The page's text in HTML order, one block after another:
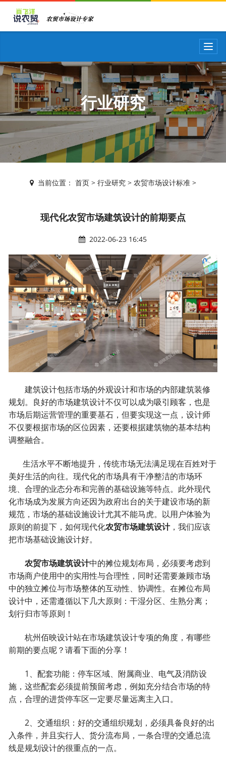
T
o
g
g
l
e
n
a
v
i
g
行业研究
当前位置： 首页> 行业研究> 农贸市场设计标准>
现代化农贸市场建筑设计的前期要点
2022-06-23 16:45
建筑设计包括市场的外观设计和市场的内部建筑装修
规划。良好的市场建筑设计不仅可以成为吸引顾客，也是
市场后期运营管理的重要基石，但要实现这一点，设计师
不仅要根据市场的区位因素，还要根据建筑物的基本结构
调整融合。
生活水平不断地提升，传统市场无法满足现在百姓对于
美好生活的向往。现代化的市场具有干净整洁的市场环
境、合理的业态分布和完善的基础设施等特点。此外现代
化市场成为发展方向还因为政府出台的关于建设市场的新
规范，市场的基础设施设计尤其不能马虎。以用户体验为
原则的前提下，如何现代化农贸市场建筑设计，我们应该
把市场基础设施设计好。
农贸市场建筑设计中的摊位规划布局，必须要考虑到
市场商户使用中的实用性与合理性，同时还需要兼顾市场
中的独立摊位与市场整体的互动性、协调性。在摊位布局
设计中，还需遵循以下几大原则：干湿分区、生熟分离；
划行归市等原则！
杭州佰映设计站在市场建筑设计专项的角度，有哪些
前期的要点呢？请看下面的分享！
1、配套功能：停车区域、附属商业、电气及消防设
施，这些配套必须提前预留考虑，例如充分结合市场的特
点，合理的进货停车区一定要尽量远离主入口。
2、交通组织：好的交通组织规划，必须具备良好的出
入条件，并且实行人、货分流布局，一条合理的交通总流
线是规划设计的很重点的一点。